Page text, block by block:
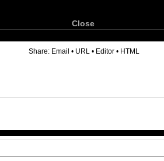
Close
Share: Email • URL • Editor • HTML